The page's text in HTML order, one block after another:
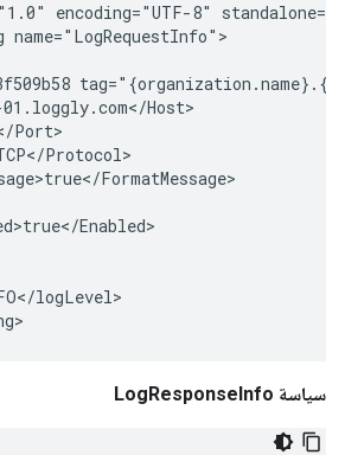
encoding="UTF-8"
name="LogRequestInfo">
Host>
Port>
Protocol>
FormatMessage>
Enabled>
logLevel>
سياسة LogResponseInfo